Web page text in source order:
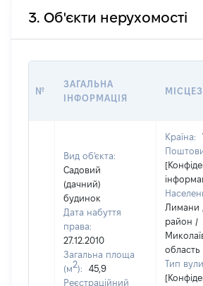
3. Об'єкти нерухомості
№
ЗАГАЛЬНА
ІНФОРМАЦІЯ
Вид об'єкта:
Садовий
(дачний)
будинок
Дата набуття
права:
27.12.2010
Загальна площа
(м2):
45,9
Реєстраційний
Країна:
Лимани
район /
область
Тип